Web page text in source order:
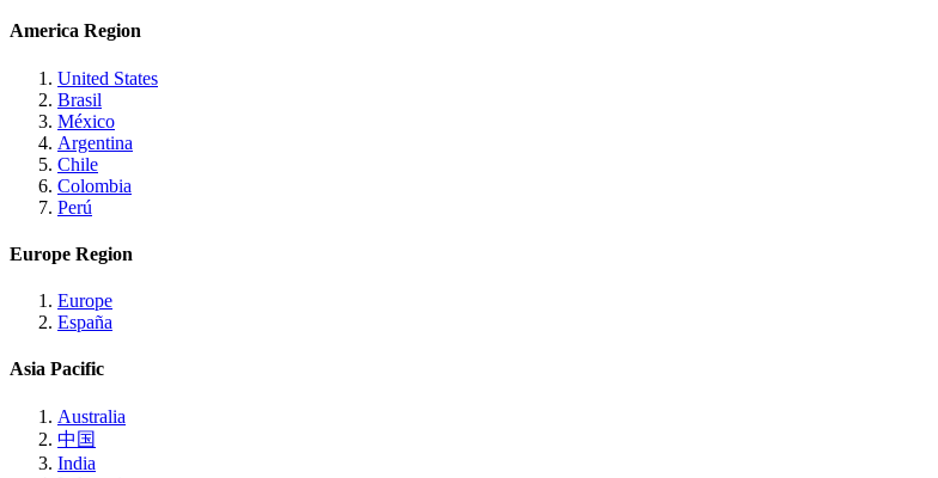
America Region
United States
Brasil
México
Argentina
Chile
Colombia
Perú
Europe Region
Europe
España
Asia Pacific
Australia
中国
India